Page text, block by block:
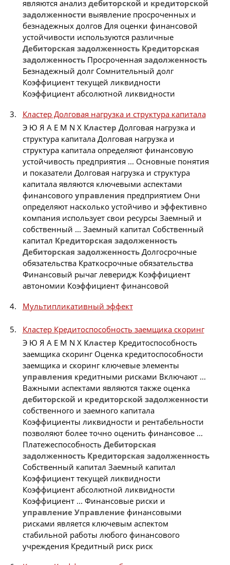
являются анализ дебиторской и кредиторской
задолженности выявление просроченных и
безнадежных долгов Для оценки финансовой
устойчивости используются различные
Дебиторская задолженность Кредиторская
задолженностьПросроченная задолженность
Безнадежный долг Сомнительный долг
Коэффициент текущей ликвидности
Коэффициент абсолютной ликвидности
Кластер Долговая нагрузка и структура капитала
Э Ю Я A E M N X Кластер Долговая нагрузка и
структура капитала Долговая нагрузка и
структура капитала определяют финансовую
устойчивость предприятия ... Основные понятия
и показатели Долговая нагрузка и структура
капитала являются ключевыми аспектами
финансового управления предприятием Они
определяют насколько устойчиво и эффективно
компания использует свои ресурсы Заемный и
собственный ... Заемный капитал Собственный
капитал Кредиторская задолженность
Дебиторская задолженностьДолгосрочные
обязательства Краткосрочные обязательства
Финансовый рычаг леверидж Коэффициент
автономии Коэффициент финансовой
Мультипликативный эффект
Кластер Кредитоспособность заемщика скоринг
Э Ю Я A E M N X Кластер Кредитоспособность
заемщика скоринг Оценка кредитоспособности
заемщика и скоринг ключевые элементы
управления кредитными рисками Включают ...
Важными аспектами являются также оценка
дебиторской и кредиторской задолженности
собственного и заемного капитала
Коэффициенты ликвидности и рентабельности
позволяют более точно оценить финансовое ...
Платежеспособность Дебиторская
задолженность Кредиторская задолженность
Собственный капитал Заемный капитал
Коэффициент текущей ликвидности
Коэффициент абсолютной ликвидности
Коэффициент ... Финансовые риски и
управление Управлениефинансовыми
рисками является ключевым аспектом
стабильной работы любого финансового
учреждения Кредитный риск риск